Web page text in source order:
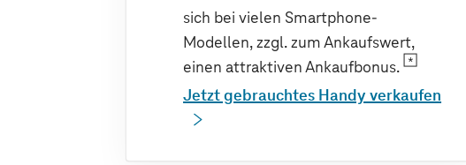
sich bei vielen Smartphone-
Modellen, zzgl. zum Ankaufswert,
einen attraktiven Ankaufbonus.
Jetzt gebrauchtes Handy verkaufen